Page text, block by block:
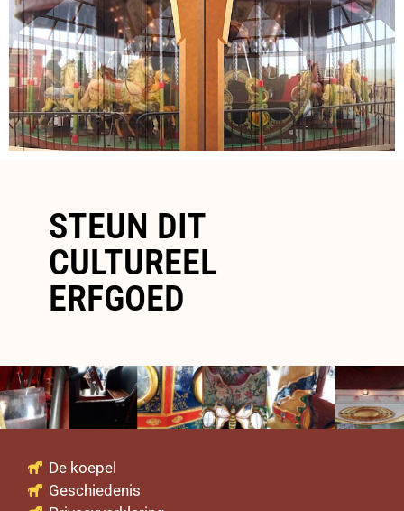
STEUN DIT
CULTUREEL
ERFGOED
De koepel
Geschiedenis